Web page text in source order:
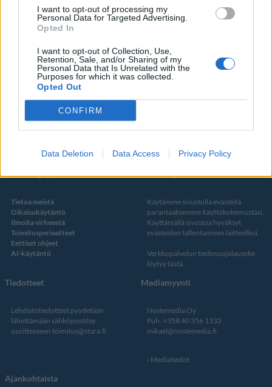
I want to opt-out of processing my
Personal Data for Targeted Advertising.
Opted In
I want to opt-out of Collection, Use,
Retention, Sale, and/or Sharing of my
Personal Data that Is Unrelated with the
Purposes for which it was collected.
Opted Out
CONFIRM
Data Deletion Data Access Privacy Policy
Autot
Digi
Some
YouTube
Facebook
Twitter
Kustantaja ja toimitus
Tietoa meistä
Oikaisukäytäntö
Ilmoita virheestä
Toimitusperiaatteet
Eettiset ohjeet
AI-käytäntö
Tietosuojalauseke
Käytämme sivustolla evästeitä
parantaaksemme käyttökokemustasi.
Käyttämällä sivustoa hyväksyt
evästeiden tallentamisen laitteellesi.
Verkkopalvelun tiedosuojalauseke
löytyy tästä
Tiedotteet
Lehdistötiedotteet pyydetään
lähettämään sähköpostitse
osoitteeseen toimitus@stara.fi
Mediamyynti
Nostemedia Oy
Puh. +358 40 356 1332
mikael@nostemedia.fi
Mediatiedot
Ajankohtaista